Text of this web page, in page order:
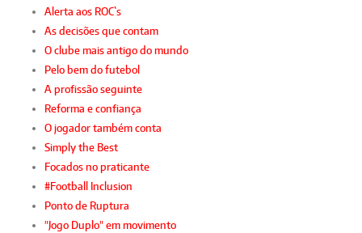
Alerta aos ROC`s
As decisões que contam
O clube mais antigo do mundo
Pelo bem do futebol
A profissão seguinte
Reforma e confiança
O jogador também conta
Simply the Best
Focados no praticante
#Football Inclusion
Ponto de Ruptura
"Jogo Duplo" em movimento